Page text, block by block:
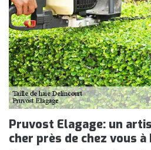
Pruvost Elagage: un
cher près de chez vous